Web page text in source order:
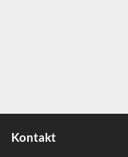
Kontakt